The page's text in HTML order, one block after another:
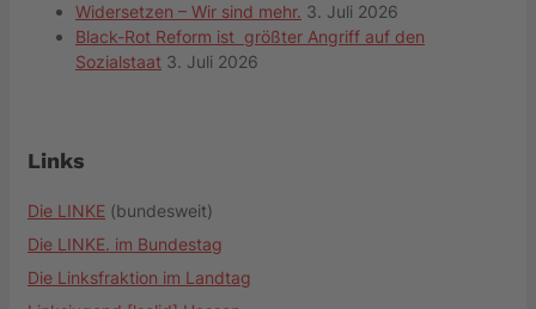
Widersetzen – Wir sind mehr. 3. Juli 2026
Black-Rot Reform ist größter Angriff auf den
Sozialstaat 3. Juli 2026
Links
Die LINKE (bundesweit)
Die LINKE. im Bundestag
Die Linksfraktion im Landtag